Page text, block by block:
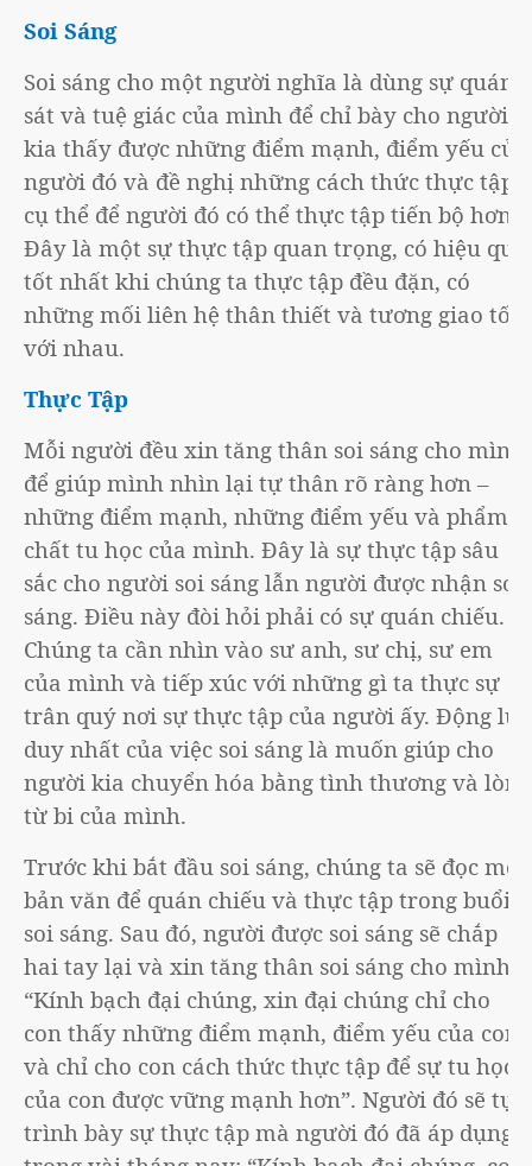
Soi Sáng
Soi sáng cho một người nghĩa là dùng sự quán
sát và tuệ giác của mình để chỉ bày cho người
kia thấy được những điểm mạnh, điểm yếu của
người đó và đề nghị những cách thức thực tập
cụ thể để người đó có thể thực tập tiến bộ hơn.
Đây là một sự thực tập quan trọng, có hiệu quả
tốt nhất khi chúng ta thực tập đều đặn, có
những mối liên hệ thân thiết và tương giao tốt
với nhau.
Thực Tập
Mỗi người đều xin tăng thân soi sáng cho mình,
để giúp mình nhìn lại tự thân rõ ràng hơn –
những điểm mạnh, những điểm yếu và phẩm
chất tu học của mình. Đây là sự thực tập sâu
sắc cho người soi sáng lẫn người được nhận soi
sáng. Điều này đòi hỏi phải có sự quán chiếu.
Chúng ta cần nhìn vào sư anh, sư chị, sư em
của mình và tiếp xúc với những gì ta thực sự
trân quý nơi sự thực tập của người ấy. Động lực
duy nhất của việc soi sáng là muốn giúp cho
người kia chuyển hóa bằng tình thương và lòng
từ bi của mình.
Trước khi bắt đầu soi sáng, chúng ta sẽ đọc một
bản văn để quán chiếu và thực tập trong buổi
soi sáng. Sau đó, người được soi sáng sẽ chắp
hai tay lại và xin tăng thân soi sáng cho mình:
“Kính bạch đại chúng, xin đại chúng chỉ cho
con thấy những điểm mạnh, điểm yếu của con
và chỉ cho con cách thức thực tập để sự tu học
của con được vững mạnh hơn”. Người đó sẽ tự
trình bày sự thực tập mà người đó đã áp dụng